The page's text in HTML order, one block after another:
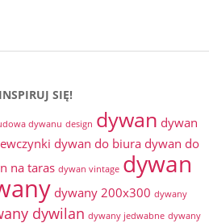
SIĘ!
dywanu design dywan dywan
dywan do biura dywan do
na taras dywan vintage dywan
dywany 200x300 dywany
dywilan dywany jedwabne dywany